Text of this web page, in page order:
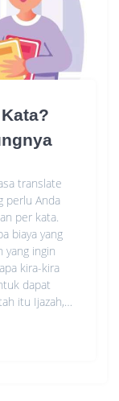
translate
perlu Anda
per kata.
biaya yang
yang ingin
kira-kira
dapat
itu Ijazah,…